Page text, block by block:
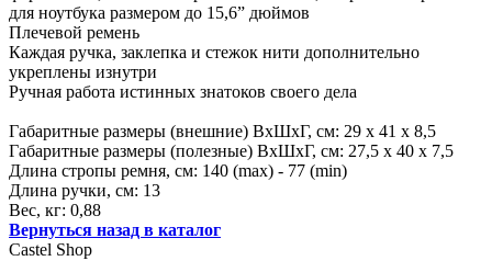
для ноутбука размером до 15,6” дюймов
Плечевой ремень
Каждая ручка, заклепка и стежок нити дополнительно
укреплены изнутри
Ручная работа истинных знатоков своего дела
Габаритные размеры (внешние) ВхШхГ, см: 29 х 41 х 8,5
Габаритные размеры (полезные) ВхШхГ, см: 27,5 х 40 х 7,5
Длина стропы ремня, см: 140 (max) - 77 (min)
Длина ручки, см: 13
Вес, кг: 0,88
Вернуться назад в каталог
Castel Shop